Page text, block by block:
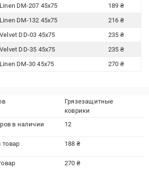
DM-207 45x75
189 ₴
DM-132 45x75
216 ₴
DD-03 45x75
235 ₴
DD-35 45x75
235 ₴
DM-30 45x75
270 ₴
Грязезащитные
коврики
в наличии
12
188 ₴
270 ₴